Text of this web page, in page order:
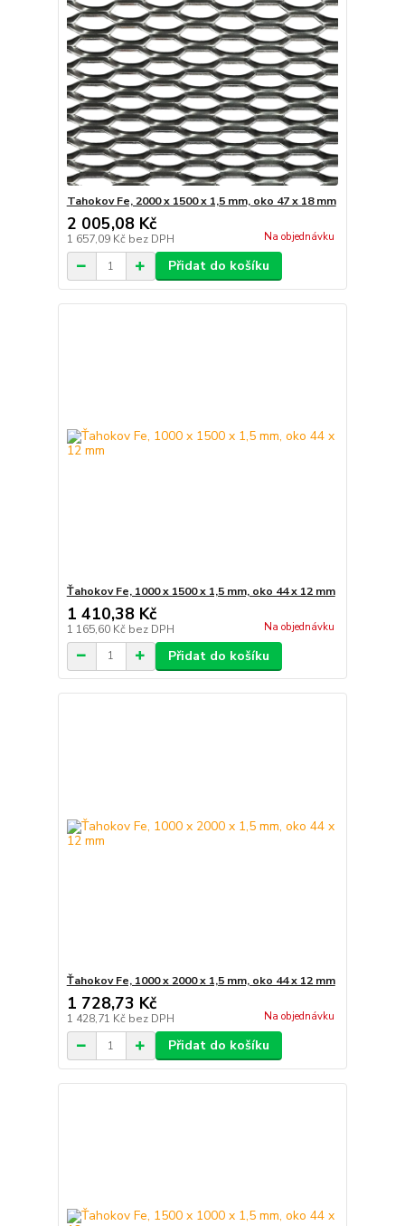
Tahokov Fe, 2000 x 1500 x 1,5 mm, oko 47 x 18 mm
2 005,08 Kč
1 657,09 Kč bez DPH Na objednávku
Přidat do košíku
Ťahokov Fe, 1000 x 1500 x 1,5 mm, oko 44 x 12 mm
1 410,38 Kč
1 165,60 Kč bez DPH Na objednávku
Přidat do košíku
Ťahokov Fe, 1000 x 2000 x 1,5 mm, oko 44 x 12 mm
1 728,73 Kč
1 428,71 Kč bez DPH Na objednávku
Přidat do košíku